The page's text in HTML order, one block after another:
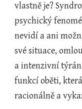
vlastně je?
psychický
nevidí a ani
své situace,
a intenzivní
funkcí oběti,
racionálně a